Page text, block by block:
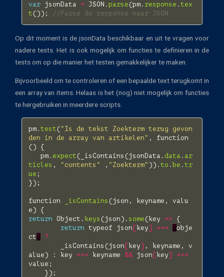
var jsonData = JSON . parse (pm . response . tex
t ()); //Parse de response naar JSON
Op dit moment is de jsonData beschikbaar en uit te vragen voor
nadere tests. Het is ook mogelijk om functies te definieren in de
tests om op die manier het testen gemakkelijker te maken.
Bijvoorbeeld om te controleren of een bepaalde text terugkomt in
een array van items. Helaas is het (nog) niet mogelijk om functies
te hergebruiken in meerdere scripts.
pm . test ( "Is de tekst Zoekterm terug gevon
den in de array van artikelen" ,
function
()
{
pm . expect ( _isContains (jsonData . data . ar
ticles , "contents" , "Zoekterm" )). to .be . tr
ue ;
});
function _isContains (json , keyname ,
valu
e)
{
return
Object . keys (json). some (key =>
{
return typeof json [key] === ' obje
ct '
?
_isContains (json [key] , keyname ,
v
alue) : key === keyname && json [key]
===
value ;
});